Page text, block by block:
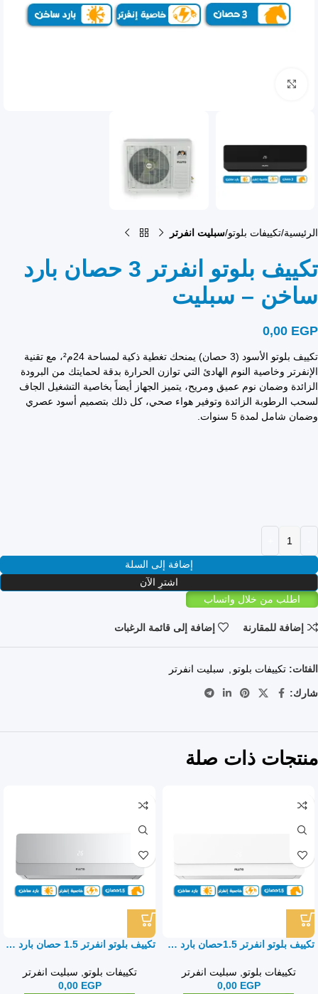
الرئيسية تكييفات بلوتو سبليت انفرتر
تكييف بلوتو انفرتر 3 حصان بارد
ساخن – سبليت
0,00 EGP
تكييف بلوتو الأسود (3 حصان) يمنحك تغطية ذكية لمساحة 24م²، مع تقنية
الإنفرتر وخاصية النوم الهادئ التي توازن الحرارة بدقة لحمايتك من البرودة
الزائدة وضمان نوم عميق ومريح، يتميز الجهاز أيضاً بخاصية التشغيل الجاف
لسحب الرطوبة الزائدة وتوفير هواء صحي، كل ذلك بتصميم أسود عصري
وضمان شامل لمدة 5 سنوات.
إضافة إلى السلة
اشترِ الآن
اطلب من خلال واتساب
إضافة للمقارنة إضافة إلى قائمة الرغبات
الفئات: تكييفات بلوتو , سبليت انفرتر
شارك:
منتجات ذات صلة
تكييف بلوتو انفرتر 1.5حصان بارد ساخن – سبليت
تكييفات بلوتو, سبليت انفرتر
0,00 EGP
تكييف بلوتو انفرتر 1.5 حصان بارد ساخن – سبليت
تكييفات بلوتو, سبليت انفرتر
0,00 EGP